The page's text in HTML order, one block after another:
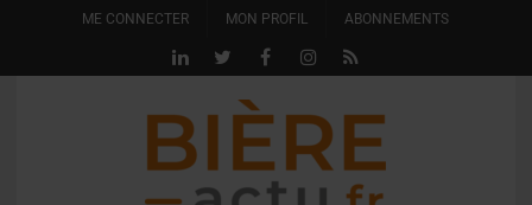
ME CONNECTER MON PROFIL ABONNEMENTS